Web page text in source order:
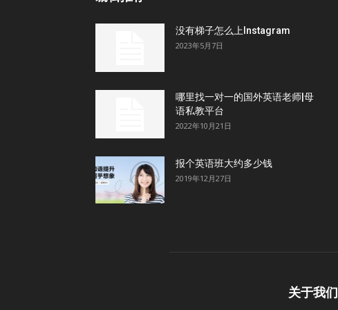
没有梯子怎么上Instagram
2023年5月7日
哪里找一对一的国外英语老师|母
语私教平台
2022年10月21日
报个英语班大约多少钱
2019年12月27日
关于我们